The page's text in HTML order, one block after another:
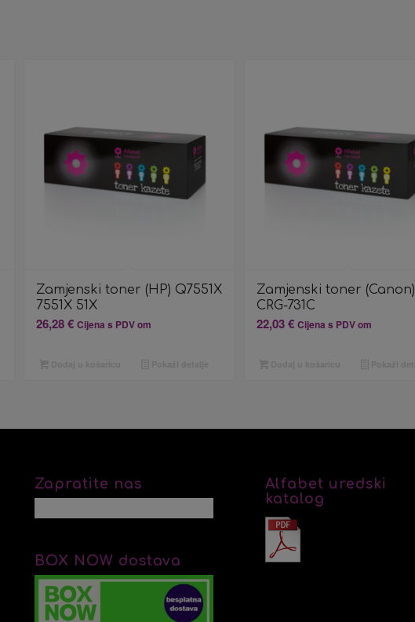
Zamjenski toner (HP) Q7551X
7551X 51X
26,28€ Cijena s PDV om
Zamjenski toner (Canon)
CRG-731C
22,03€ Cijena s PDV om
Zapratite nas
BOX NOW dostava
Alfabet uredski
katalog